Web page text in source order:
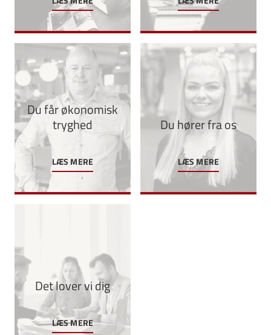
Du får økonomisk
tryghed
LÆS MERE
Du hører fra os
LÆS MERE
Det lover vi dig
LÆS MERE